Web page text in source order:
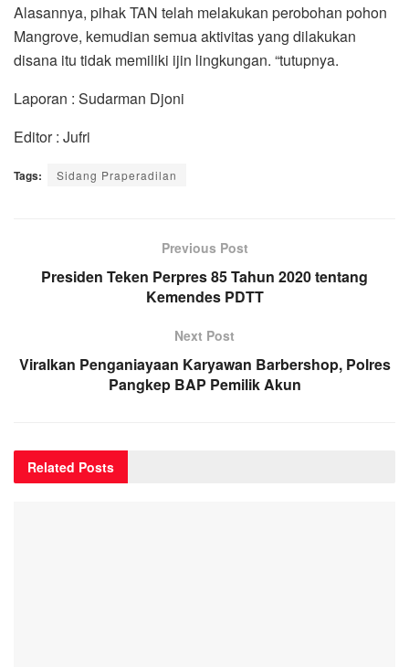
Alasannya, pihak TAN telah melakukan perobohan pohon
Mangrove, kemudian semua aktivitas yang dilakukan
disana itu tidak memiliki ijin lingkungan. “tutupnya.
Laporan : Sudarman Djoni
Editor : Jufri
Tags: Sidang Praperadilan
Previous Post
Presiden Teken Perpres 85 Tahun 2020 tentang
Kemendes PDTT
Next Post
Viralkan Penganiayaan Karyawan Barbershop, Polres
Pangkep BAP Pemilik Akun
Related Posts